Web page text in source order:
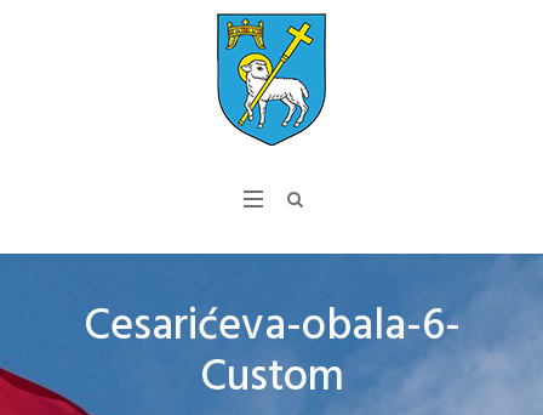
Cesarićeva-obala-6-
Custom